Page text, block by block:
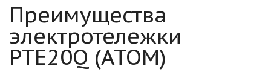
Преимущества
электротележки
PTE20Q (ATOM)